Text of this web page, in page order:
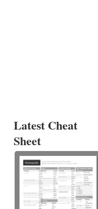
Latest Cheat
Sheet